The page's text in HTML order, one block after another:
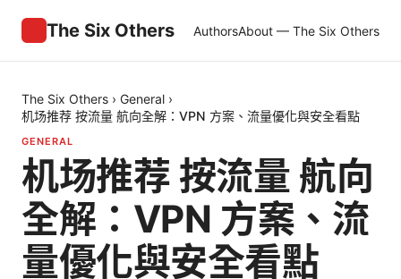
The Six Others AuthorsAbout — The Six Others
The Six Others › General ›
机场推荐 按流量 航向全解：VPN 方案、流量優化與安全看點
GENERAL
机场推荐 按流量 航向
全解：VPN 方案、流
量優化與安全看點